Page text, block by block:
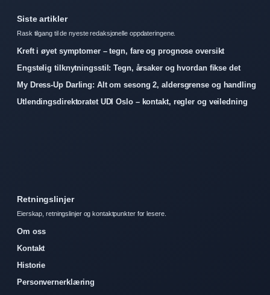
Siste artikler
Rask tilgang til de nyeste redaksjonelle oppdateringene.
Kreft i øyet symptomer – tegn, fare og prognose oversikt
Engstelig tilknytningsstil: Tegn, årsaker og hvordan fikse det
My Dress-Up Darling: Alt om sesong 2, aldersgrense og handling
Utlendingsdirektoratet UDI Oslo – kontakt, regler og veiledning
Retningslinjer
Eierskap, retningslinjer og kontaktpunkter for lesere.
Om oss
Kontakt
Historie
Personvernerklæring